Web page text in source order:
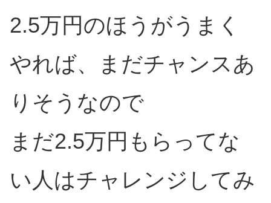
2.5万円のほうがうまく
やれば、まだチャンスあ
りそうなので
まだ2.5万円もらってな
い人はチャレンジしてみ